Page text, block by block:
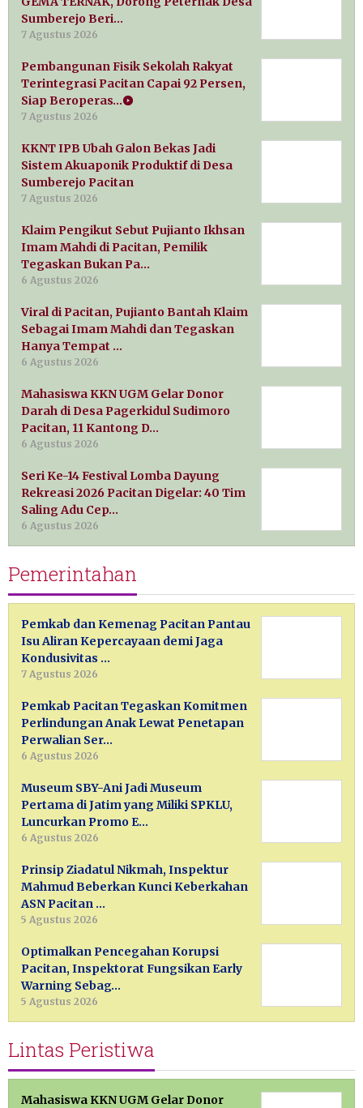
Sumberejo Beri…
7 Agustus 2026
Pembangunan Fisik Sekolah Rakyat
Terintegrasi Pacitan Capai 92 Persen,
Siap Beroperas…
7 Agustus 2026
KKNT IPB Ubah Galon Bekas Jadi
Sistem Akuaponik Produktif di Desa
Sumberejo Pacitan
7 Agustus 2026
Klaim Pengikut Sebut Pujianto Ikhsan
Imam Mahdi di Pacitan, Pemilik
Tegaskan Bukan Pa…
6 Agustus 2026
Viral di Pacitan, Pujianto Bantah Klaim
Sebagai Imam Mahdi dan Tegaskan
Hanya Tempat …
6 Agustus 2026
Mahasiswa KKN UGM Gelar Donor
Darah di Desa Pagerkidul Sudimoro
Pacitan, 11 Kantong D…
6 Agustus 2026
Seri Ke-14 Festival Lomba Dayung
Rekreasi 2026 Pacitan Digelar: 40 Tim
Saling Adu Cep…
6 Agustus 2026
Pemerintahan
Pemkab dan Kemenag Pacitan Pantau
Isu Aliran Kepercayaan demi Jaga
Kondusivitas …
7 Agustus 2026
Pemkab Pacitan Tegaskan Komitmen
Perlindungan Anak Lewat Penetapan
Perwalian Ser…
6 Agustus 2026
Museum SBY-Ani Jadi Museum
Pertama di Jatim yang Miliki SPKLU,
Luncurkan Promo E…
6 Agustus 2026
Prinsip Ziadatul Nikmah, Inspektur
Mahmud Beberkan Kunci Keberkahan
ASN Pacitan …
5 Agustus 2026
Optimalkan Pencegahan Korupsi
Pacitan, Inspektorat Fungsikan Early
Warning Sebag…
5 Agustus 2026
Lintas Peristiwa
Mahasiswa KKN UGM Gelar Donor